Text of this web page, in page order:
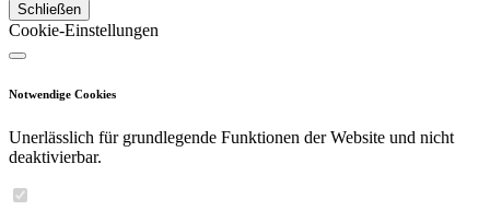
Schließen
Cookie-Einstellungen
Notwendige Cookies
Unerlässlich für grundlegende Funktionen der Website und nicht
deaktivierbar.